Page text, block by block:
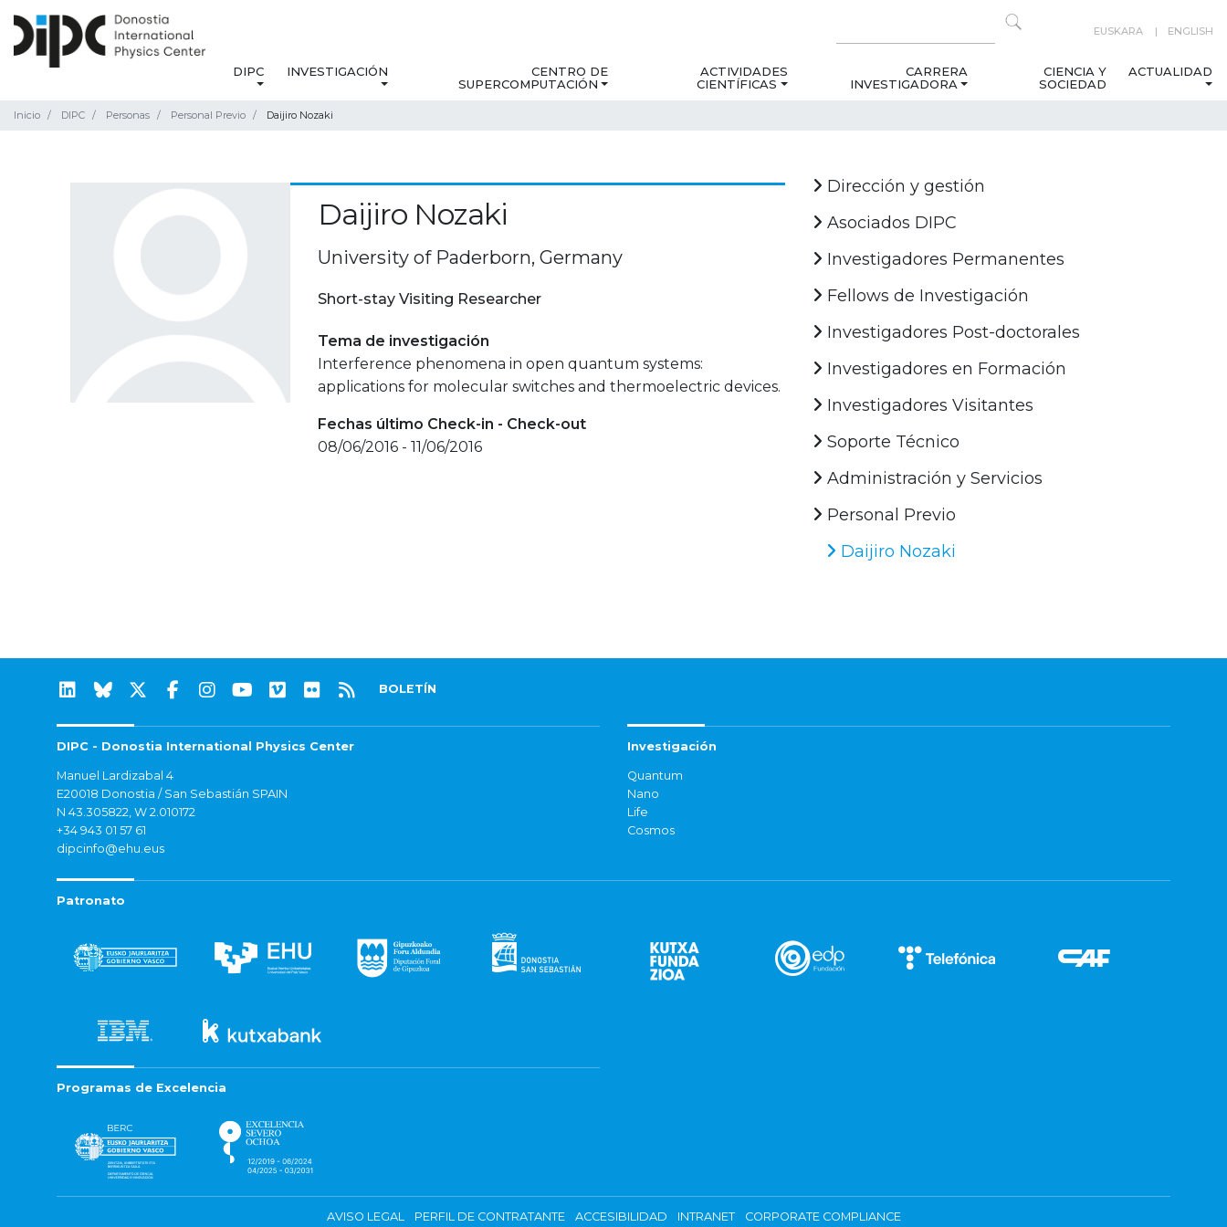
EUSKARA ENGLISH
DIPC INVESTIGACIÓN
CENTRO DE
SUPERCOMPUTACIÓN
ACTIVIDADES
CIENTÍFICAS
CARRERA
INVESTIGADORA
CIENCIA Y
SOCIEDAD
ACTUALIDAD
Inicio DIPC Personas Personal Previo Daijiro Nozaki
Daijiro Nozaki
University of Paderborn, Germany
Short-stay Visiting Researcher
Tema de investigación
Interference phenomena in open quantum systems:
applications for molecular switches and thermoelectric devices.
Fechas último Check-in - Check-out
08/06/2016 - 11/06/2016
Dirección y gestión
Asociados DIPC
Investigadores Permanentes
Fellows de Investigación
Investigadores Post-doctorales
Investigadores en Formación
Investigadores Visitantes
Soporte Técnico
Administración y Servicios
Personal Previo
Daijiro Nozaki
BOLETÍN
DIPC - Donostia International Physics Center
Manuel Lardizabal 4
E20018 Donostia / San Sebastián SPAIN
N 43.305822, W 2.010172
+34 943 01 57 61
dipcinfo@ehu.eus
Investigación
Quantum
Nano
Life
Cosmos
Patronato
Programas de Excelencia
AVISO LEGAL PERFIL DE CONTRATANTE ACCESIBILIDAD INTRANET CORPORATE COMPLIANCE